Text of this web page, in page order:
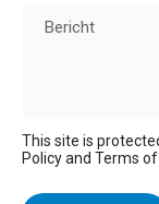
This site is
Policyand Terms